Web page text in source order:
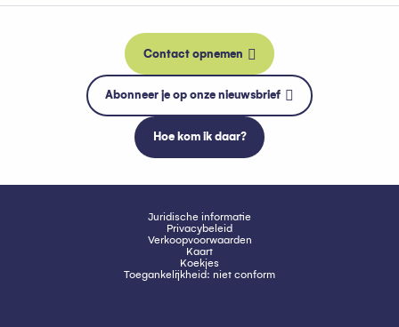
Contact opnemen
Abonneer je op onze nieuwsbrief
Hoe kom ik daar?
Juridische informatie
Privacybeleid
Verkoopvoorwaarden
Kaart
Koekjes
Toegankelijkheid: niet conform